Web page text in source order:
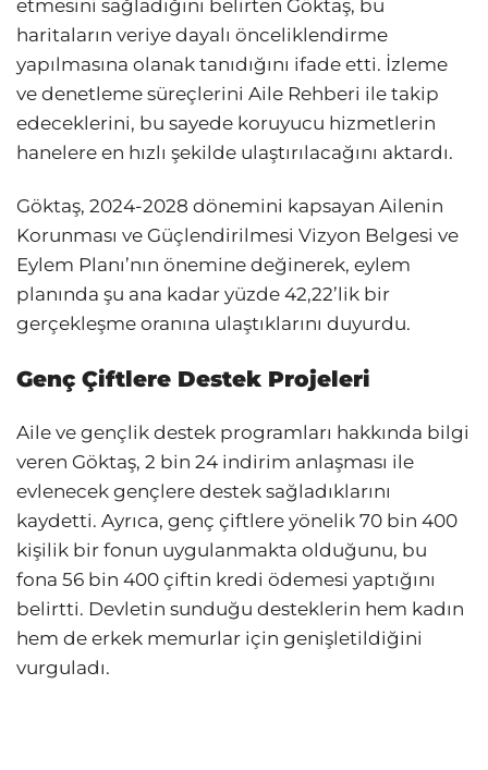
etmesini sağladığını belirten Göktaş, bu
haritaların veriye dayalı önceliklendirme
yapılmasına olanak tanıdığını ifade etti. İzleme
ve denetleme süreçlerini Aile Rehberi ile takip
edeceklerini, bu sayede koruyucu hizmetlerin
hanelere en hızlı şekilde ulaştırılacağını aktardı.
Göktaş, 2024-2028 dönemini kapsayan Ailenin
Korunması ve Güçlendirilmesi Vizyon Belgesi ve
Eylem Planı’nın önemine değinerek, eylem
planında şu ana kadar yüzde 42,22’lik bir
gerçekleşme oranına ulaştıklarını duyurdu.
Genç Çiftlere Destek Projeleri
Aile ve gençlik destek programları hakkında bilgi
veren Göktaş, 2 bin 24 indirim anlaşması ile
evlenecek gençlere destek sağladıklarını
kaydetti. Ayrıca, genç çiftlere yönelik 70 bin 400
kişilik bir fonun uygulanmakta olduğunu, bu
fona 56 bin 400 çiftin kredi ödemesi yaptığını
belirtti. Devletin sunduğu desteklerin hem kadın
hem de erkek memurlar için genişletildiğini
vurguladı.